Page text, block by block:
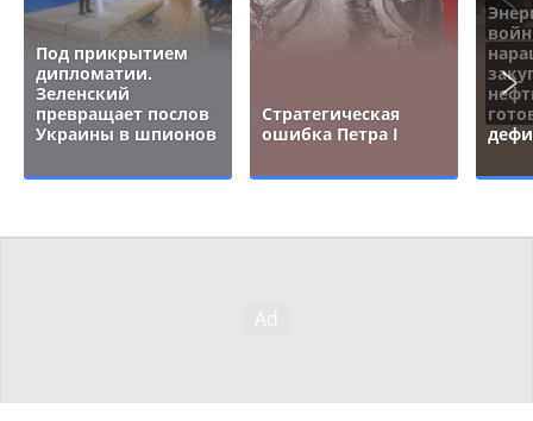
Под прикрытием
дипломатии.
Зеленский
превращает послов
Украины в шпионов
Стратегическая
ошибка Петра I